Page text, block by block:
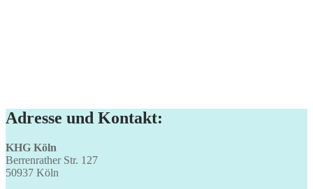
Adresse und Kontakt:
KHG Köln
Berrenrather Str. 127
50937 Köln